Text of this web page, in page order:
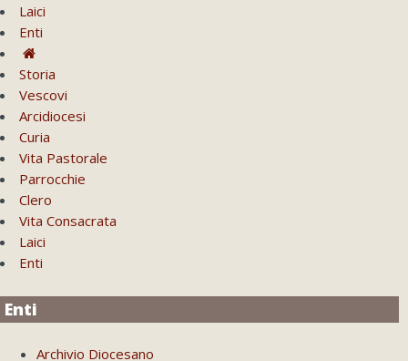
Laici
Enti
Storia
Vescovi
Arcidiocesi
Curia
Vita Pastorale
Parrocchie
Clero
Vita Consacrata
Laici
Enti
Enti
Archivio Diocesano